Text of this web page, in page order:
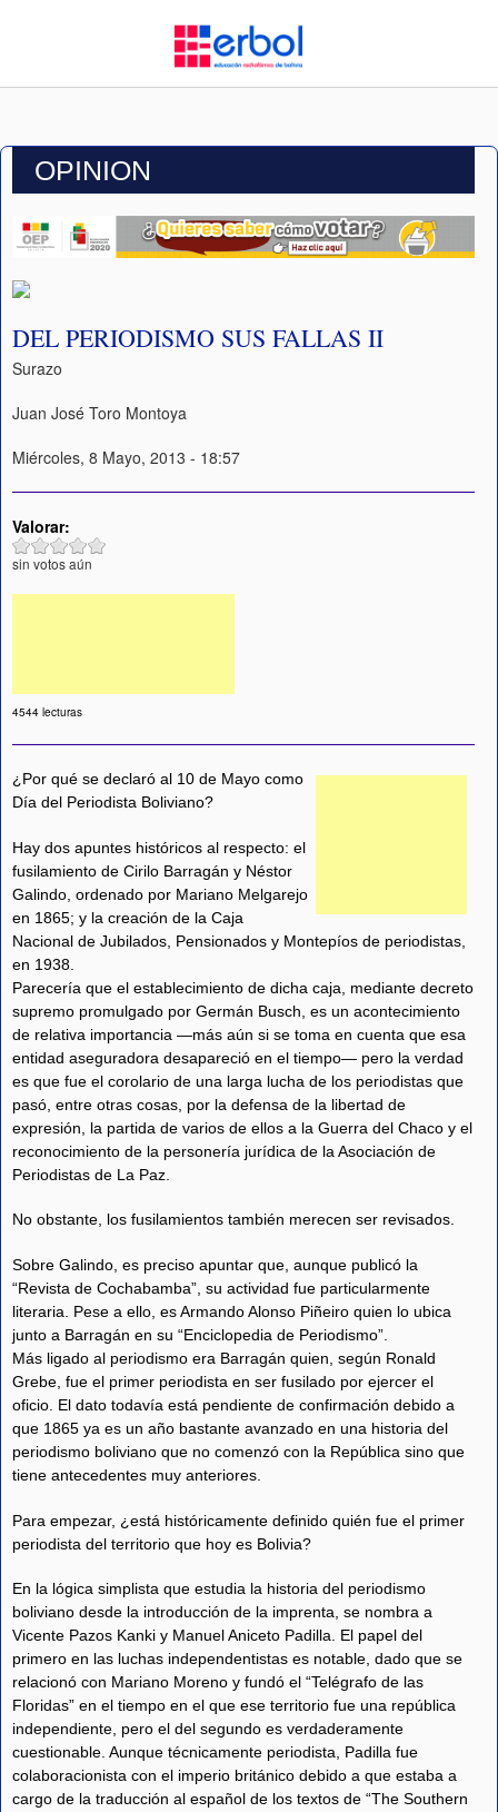
OPINION
DEL PERIODISMO SUS FALLAS II
Surazo
Juan José Toro Montoya
Miércoles, 8 Mayo, 2013 - 18:57
Valorar:
sin votos aún
4544 lecturas
¿Por qué se declaró al 10 de Mayo como
Día del Periodista Boliviano?
Hay dos apuntes históricos al respecto: el
fusilamiento de Cirilo Barragán y Néstor
Galindo, ordenado por Mariano Melgarejo
en 1865; y la creación de la Caja
Nacional de Jubilados, Pensionados y Montepíos de periodistas,
en 1938.
Parecería que el establecimiento de dicha caja, mediante decreto
supremo promulgado por Germán Busch, es un acontecimiento
de relativa importancia —más aún si se toma en cuenta que esa
entidad aseguradora desapareció en el tiempo— pero la verdad
es que fue el corolario de una larga lucha de los periodistas que
pasó, entre otras cosas, por la defensa de la libertad de
expresión, la partida de varios de ellos a la Guerra del Chaco y el
reconocimiento de la personería jurídica de la Asociación de
Periodistas de La Paz.
No obstante, los fusilamientos también merecen ser revisados.
Sobre Galindo, es preciso apuntar que, aunque publicó la
“Revista de Cochabamba”, su actividad fue particularmente
literaria. Pese a ello, es Armando Alonso Piñeiro quien lo ubica
junto a Barragán en su “Enciclopedia de Periodismo”.
Más ligado al periodismo era Barragán quien, según Ronald
Grebe, fue el primer periodista en ser fusilado por ejercer el
oficio. El dato todavía está pendiente de confirmación debido a
que 1865 ya es un año bastante avanzado en una historia del
periodismo boliviano que no comenzó con la República sino que
tiene antecedentes muy anteriores.
Para empezar, ¿está históricamente definido quién fue el primer
periodista del territorio que hoy es Bolivia?
En la lógica simplista que estudia la historia del periodismo
boliviano desde la introducción de la imprenta, se nombra a
Vicente Pazos Kanki y Manuel Aniceto Padilla. El papel del
primero en las luchas independentistas es notable, dado que se
relacionó con Mariano Moreno y fundó el “Telégrafo de las
Floridas” en el tiempo en el que ese territorio fue una república
independiente, pero el del segundo es verdaderamente
cuestionable. Aunque técnicamente periodista, Padilla fue
colaboracionista con el imperio británico debido a que estaba a
cargo de la traducción al español de los textos de “The Southern